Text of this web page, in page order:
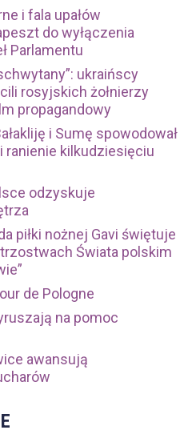
i fala upałów
do wyłączenia
Parlamentu
ukraińscy
rosyjskich żołnierzy
propagandowy
i Sumę spowodował
ranienie kilkudziesięciu
odzyskuje
piłki nożnej Gavi świętuje
Świata polskim
de Pologne
na pomoc
awansują